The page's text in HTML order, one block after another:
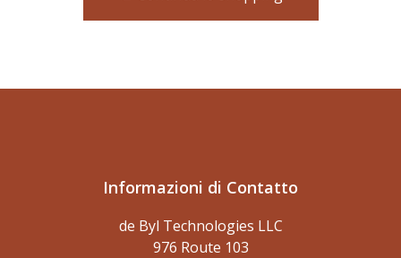
Informazioni di Contatto
de Byl Technologies LLC
976 Route 103